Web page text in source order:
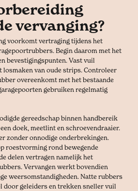
vervanging?
voorkomt vertraging tijdens het
Begin daarom met het
bevestigingspunten. Vast vuil
losmaken van oude strips. Controleer
overeenkomt met het bestaande
gebruiken regelmatig
gereedschap binnen handbereik
doek, meetlint en schroevendraaier.
zonder onnodige onderbrekingen.
roestvorming rond bewegende
delen vertragen namelijk het
Vervangen werkt bovendien
weersomstandigheden. Natte rubbers
door geleiders en trekken sneller vuil